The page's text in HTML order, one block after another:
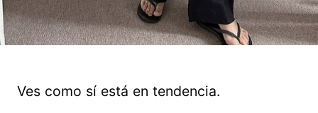
Ves como sí está en tendencia.